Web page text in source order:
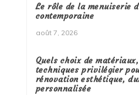
Le rôle de la menuiserie
contemporaine
août 7, 2026
Quels choix de
techniques privilégier
rénovation esthétique,
personnalisée